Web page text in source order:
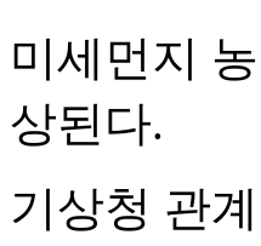
미세먼지
상된다.
기상청 관